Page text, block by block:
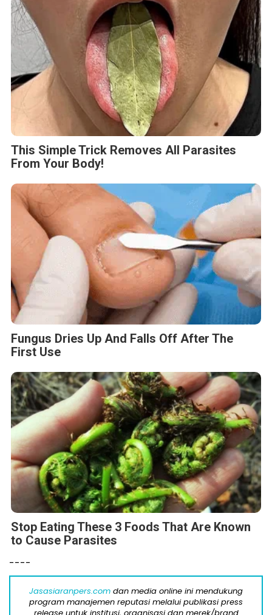
This Simple Trick Removes All Parasites
From Your Body!
Fungus Dries Up And Falls Off After The
First Use
Stop Eating These 3 Foods That Are Known
to Cause Parasites
----
Jasasiaranpers.com dan media online ini mendukung
program manajemen reputasi melalui publikasi press